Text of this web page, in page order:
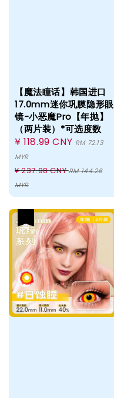
【魔法瞳话】韩国进口
17.0mm迷你巩膜隐形眼
镜-小恶魔Pro【年抛】
（两片装）*可选度数
Sale
price
¥ 118.99 CNY RM 72.13
MYR
Regular
price
¥ 237.98 CNYRM 144.26
MYR